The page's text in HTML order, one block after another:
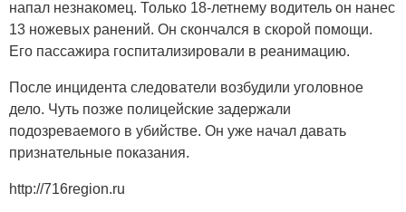
напал незнакомец. Только 18-летнему водитель он нанес
13 ножевых ранений. Он скончался в скорой помощи.
Его пассажира госпитализировали в реанимацию.
После инцидента следователи возбудили уголовное
дело. Чуть позже полицейские задержали
подозреваемого в убийстве. Он уже начал давать
признательные показания.
http://716region.ru